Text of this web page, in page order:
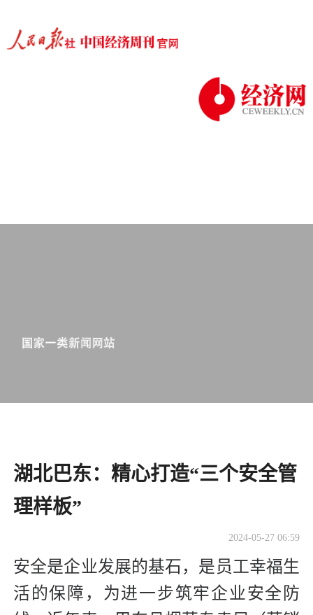
湖北巴东：精心打造“三个安全管
理样板”
2024-05-27 06:59
安全是企业发展的基石，是员工幸福生
活的保障，为进一步筑牢企业安全防